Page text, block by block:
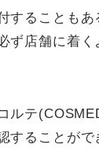
することもあ
ず店舗に着く
ルテ
することがで